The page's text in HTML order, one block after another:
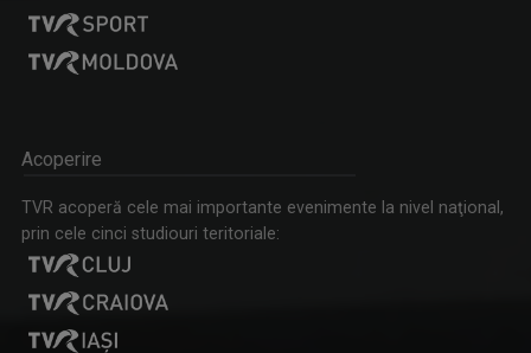
DAN PĂVĂLOIU
Dan Mihai Pavaloiu este unul dintre cei mai ...
Acoperire
TVR acoperă cele mai importante evenimente la nivel naţional,
prin cele cinci studiouri teritoriale: